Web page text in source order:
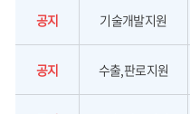
공지 기술개발지원
공지 수출,판로지원